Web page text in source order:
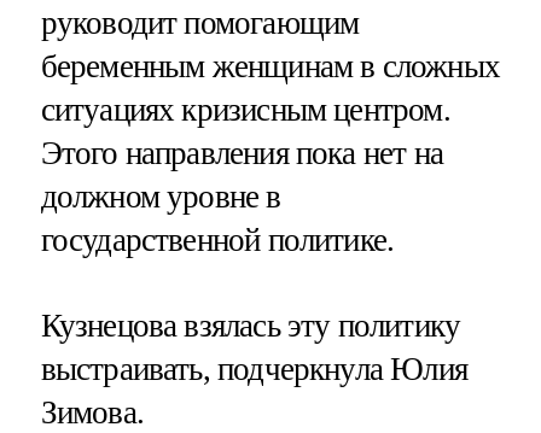
руководит помогающим
беременным женщинам в сложных
ситуациях кризисным центром.
Этого направления пока нет на
должном уровне в
государственной политике.
Кузнецова взялась эту политику
выстраивать, подчеркнула Юлия
Зимова.